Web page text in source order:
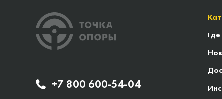
+7 800 600-54-04